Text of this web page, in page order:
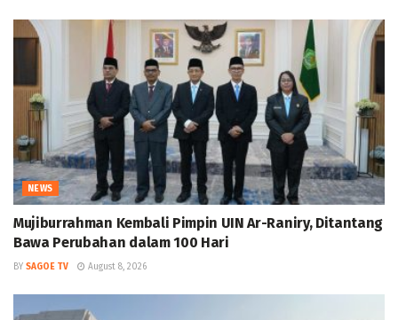
NEWS
Mujiburrahman Kembali Pimpin UIN Ar-Raniry, Ditantang
Bawa Perubahan dalam 100 Hari
BY SAGOE TV August 8, 2026